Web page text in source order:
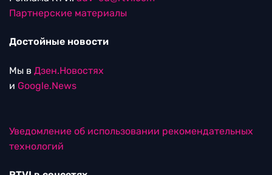
Партнерские материалы
Достойные новости
Мы в Дзен.Новостях
и Google.News
Уведомление об использовании рекомендательных
технологий